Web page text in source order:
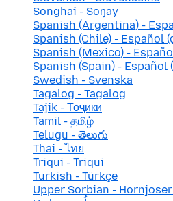
Songhai - Soŋay
Spanish (Argentina) -
Spanish (Chile) - Español
Spanish (Mexico) -
Spanish (Spain) - Español
Swedish - Svenska
Tagalog - Tagalog
Tajik - Тоҷикӣ
Tamil - தமிழ்
Telugu - తెలుగు
Thai - ไทย
Triqui - Triqui
Turkish - Türkçe
Upper Sorbian -